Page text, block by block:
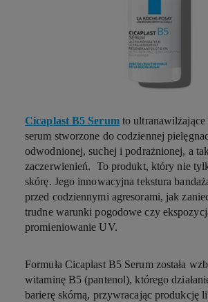
Cicaplast B5 Serumto ultranawilżające
serum stworzone do codziennej
odwodnionej, suchej i podrażnionej, a
zaczerwienień. To produkt, który nie
skórę. Jego innowacyjna tekstura
przed codziennymi agresorami, jak
trudne warunki pogodowe czy
promieniowanie UV.
Formuła Cicaplast B5 Serum została
witaminę B5 (pantenol), którego
barierę skórną, przywracając produkcję